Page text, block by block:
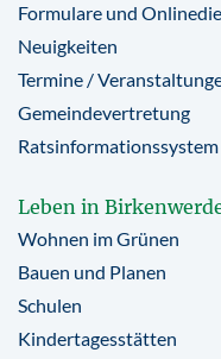
Formulare und
Neuigkeiten
Termine /
Gemeindevertretung
Ratsinformationssystem
Leben in
Wohnen im Grünen
Bauen und Planen
Schulen
Kindertagesstätten